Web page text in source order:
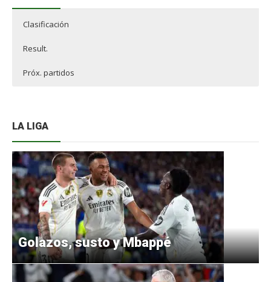
Clasificación
Result.
Próx. partidos
LA LIGA
Golazos, susto y Mbappé